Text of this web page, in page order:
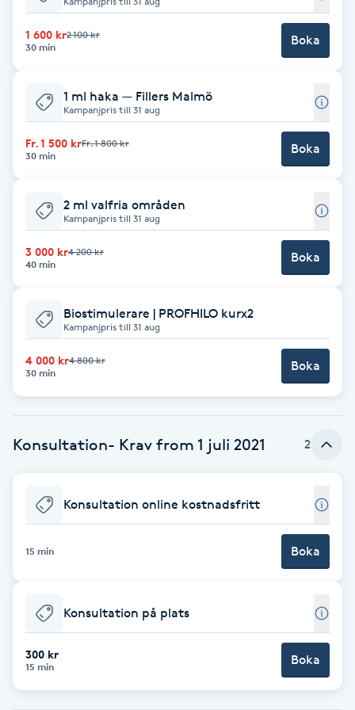
Babylights
Balayage
Bambumassage
Barber
Barnklippning
BIAB
Blowout
Bottenfärg
Bröllopsuppsättning
Celluliter
Coachning
Color correction
1 600 kr2 100 kr
30 min
Boka
1 ml haka — Fillers Malmö
Kampanjpris till 31 aug
Fr. 1 500 krFr. 1 800 kr
30 min
Boka
2 ml valfria områden
Kampanjpris till 31 aug
3 000 kr4 200 kr
40 min
Boka
Biostimulerare | PROFHILO kurx2
Kampanjpris till 31 aug
4 000 kr4 800 kr
30 min
Boka
Konsultation- Krav from 1 juli 2021 2
Konsultation online kostnadsfritt
15 min Boka
Konsultation på plats
300 kr
15 min Boka